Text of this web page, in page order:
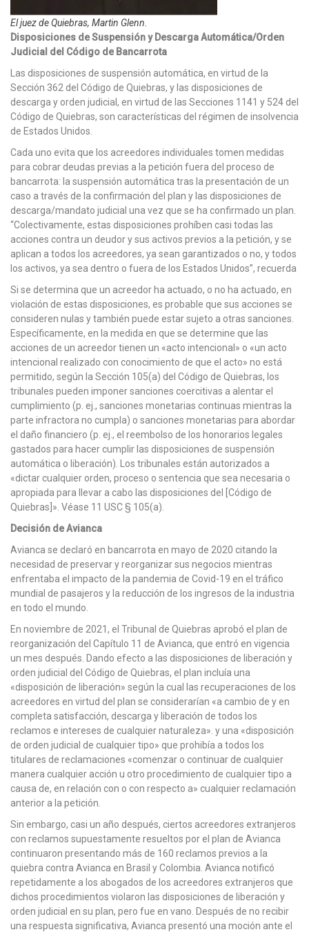
El juez de Quiebras, Martin Glenn.
Disposiciones de Suspensión y Descarga Automática/Orden
Judicial del Código de Bancarrota
Las disposiciones de suspensión automática, en virtud de la
Sección 362 del Código de Quiebras, y las disposiciones de
descarga y orden judicial, en virtud de las Secciones 1141 y 524 del
Código de Quiebras, son características del régimen de insolvencia
de Estados Unidos.
Cada uno evita que los acreedores individuales tomen medidas
para cobrar deudas previas a la petición fuera del proceso de
bancarrota: la suspensión automática tras la presentación de un
caso a través de la confirmación del plan y las disposiciones de
descarga/mandato judicial una vez que se ha confirmado un plan.
“Colectivamente, estas disposiciones prohíben casi todas las
acciones contra un deudor y sus activos previos a la petición, y se
aplican a todos los acreedores, ya sean garantizados o no, y todos
los activos, ya sea dentro o fuera de los Estados Unidos”, recuerda
Si se determina que un acreedor ha actuado, o no ha actuado, en
violación de estas disposiciones, es probable que sus acciones se
consideren nulas y también puede estar sujeto a otras sanciones.
Específicamente, en la medida en que se determine que las
acciones de un acreedor tienen un «acto intencional» o «un acto
intencional realizado con conocimiento de que el acto» no está
permitido, según la Sección 105(a) del Código de Quiebras, los
tribunales pueden imponer sanciones coercitivas a alentar el
cumplimiento (p. ej., sanciones monetarias continuas mientras la
parte infractora no cumpla) o sanciones monetarias para abordar
el daño financiero (p. ej., el reembolso de los honorarios legales
gastados para hacer cumplir las disposiciones de suspensión
automática o liberación). Los tribunales están autorizados a
«dictar cualquier orden, proceso o sentencia que sea necesaria o
apropiada para llevar a cabo las disposiciones del [Código de
Quiebras]». Véase 11 USC § 105(a).
Decisión de Avianca
Avianca se declaró en bancarrota en mayo de 2020 citando la
necesidad de preservar y reorganizar sus negocios mientras
enfrentaba el impacto de la pandemia de Covid-19 en el tráfico
mundial de pasajeros y la reducción de los ingresos de la industria
en todo el mundo.
En noviembre de 2021, el Tribunal de Quiebras aprobó el plan de
reorganización del Capítulo 11 de Avianca, que entró en vigencia
un mes después. Dando efecto a las disposiciones de liberación y
orden judicial del Código de Quiebras, el plan incluía una
«disposición de liberación» según la cual las recuperaciones de los
acreedores en virtud del plan se considerarían «a cambio de y en
completa satisfacción, descarga y liberación de todos los
reclamos e intereses de cualquier naturaleza». y una «disposición
de orden judicial de cualquier tipo» que prohibía a todos los
titulares de reclamaciones «comenzar o continuar de cualquier
manera cualquier acción u otro procedimiento de cualquier tipo a
causa de, en relación con o con respecto a» cualquier reclamación
anterior a la petición.
Sin embargo, casi un año después, ciertos acreedores extranjeros
con reclamos supuestamente resueltos por el plan de Avianca
continuaron presentando más de 160 reclamos previos a la
quiebra contra Avianca en Brasil y Colombia. Avianca notificó
repetidamente a los abogados de los acreedores extranjeros que
dichos procedimientos violaron las disposiciones de liberación y
orden judicial en su plan, pero fue en vano. Después de no recibir
una respuesta significativa, Avianca presentó una moción ante el